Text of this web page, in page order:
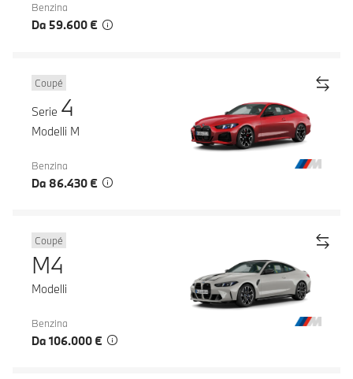
Benzina
Da 59.600 €
Coupé
Serie 4
Modelli M
Benzina
Da 86.430 €
Coupé
M4
Modelli
Benzina
Da 106.000 €